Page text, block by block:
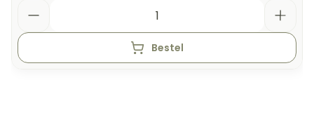
Bestel